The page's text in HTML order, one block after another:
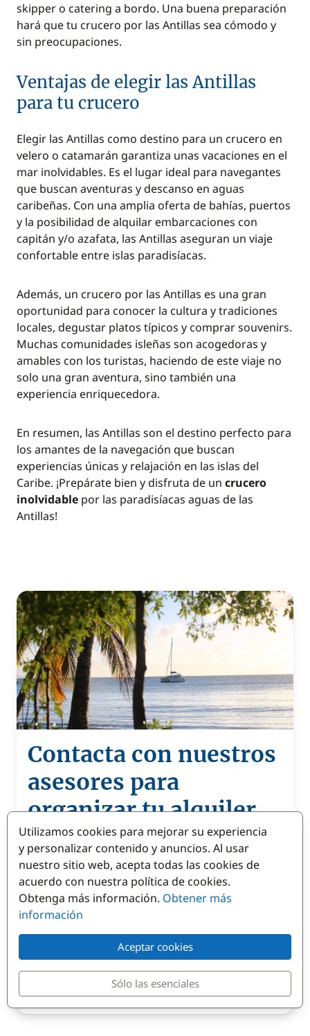
skipper o catering a bordo. Una buena preparación
hará que tu crucero por las Antillas sea cómodo y
sin preocupaciones.
Ventajas de elegir las Antillas
para tu crucero
Elegir las Antillas como destino para un crucero en
velero o catamarán garantiza unas vacaciones en el
mar inolvidables. Es el lugar ideal para navegantes
que buscan aventuras y descanso en aguas
caribeñas. Con una amplia oferta de bahías, puertos
y la posibilidad de alquilar embarcaciones con
capitán y/o azafata, las Antillas aseguran un viaje
confortable entre islas paradisíacas.
Además, un crucero por las Antillas es una gran
oportunidad para conocer la cultura y tradiciones
locales, degustar platos típicos y comprar souvenirs.
Muchas comunidades isleñas son acogedoras y
amables con los turistas, haciendo de este viaje no
solo una gran aventura, sino también una
experiencia enriquecedora.
En resumen, las Antillas son el destino perfecto para
los amantes de la navegación que buscan
experiencias únicas y relajación en las islas del
Caribe. ¡Prepárate bien y disfruta de un crucero
inolvidable por las paradisíacas aguas de las
Antillas!
Contacta con nuestros
asesores para
organizar tu alquiler
en las Antillas
Nuestro equipo de expertos está a vuestra
disposición para organizar vuestro alquiler a
medida. Tu solicitud en línea será tratada con la
mayor brevedad. Un asesor os contactará por
email o por teléfono. Presupuestos gratuitos y
Contacta con uno de nuestros asesores
Utilizamos cookies para mejorar su experiencia
y personalizar contenido y anuncios. Al usar
nuestro sitio web, acepta todas las cookies de
acuerdo con nuestra política de cookies.
Obtenga más información. Obtener más
información
Aceptar cookies
Sólo las esenciales